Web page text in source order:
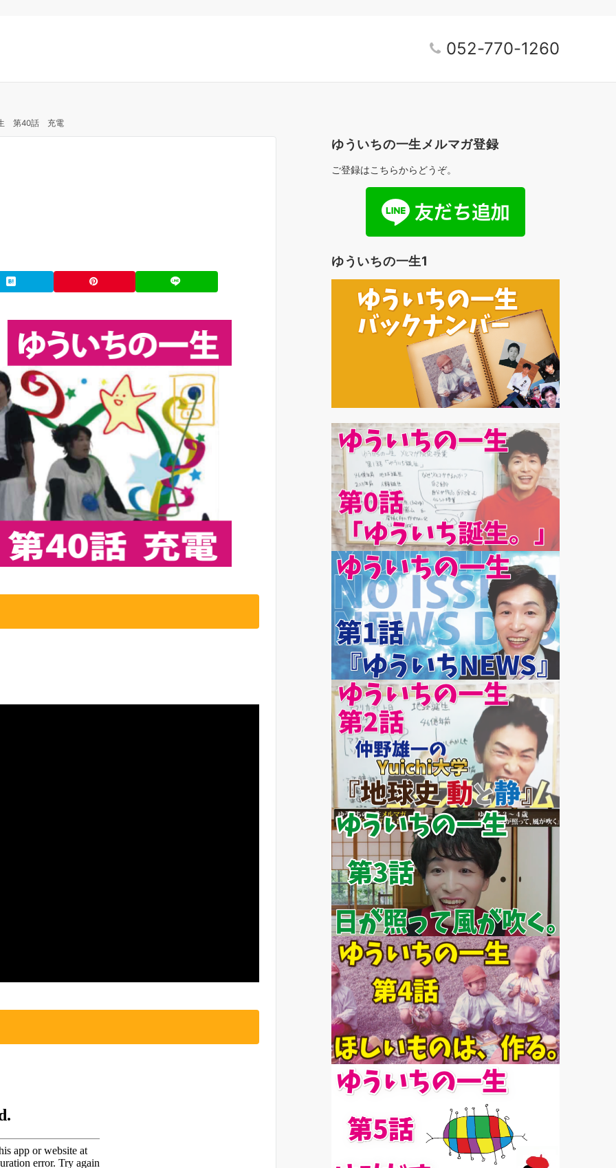
052-770-1260
第40話 充電
ゆういちの一生メルマガ登録
ご登録はこちらからどうぞ。
ゆういちの一生1